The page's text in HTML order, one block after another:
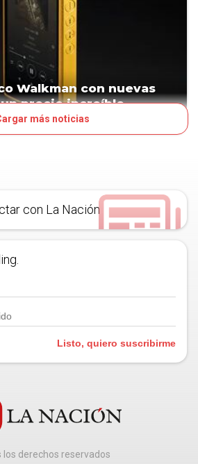
Walkman con nuevas
precio increíble
más noticias
con La Nación
Listo, quiero suscribirme
los derechos reservados